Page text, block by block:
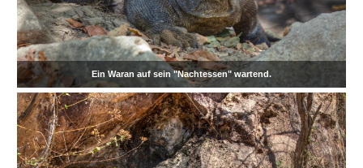
Ein Waran auf sein "Nachtessen" wartend.